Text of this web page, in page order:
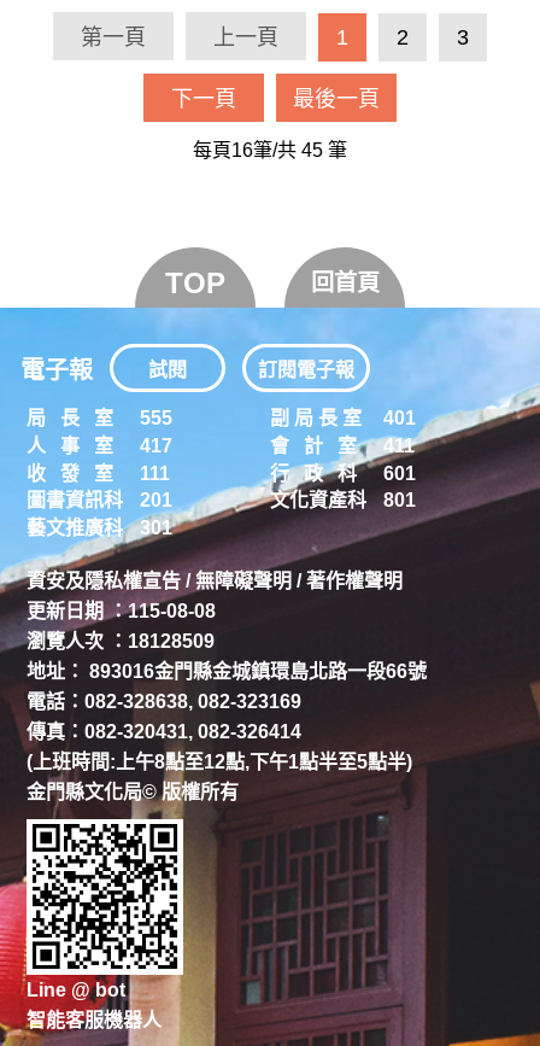
第一頁 上一頁 1 2 3
下一頁 最後一頁
每頁16筆/共 45 筆
TOP 回首頁
資安及隱私權宣告 /無障礙聲明 /著作權聲明
更新日期 ：115-08-08
瀏覽人次 ：18128509
地址： 893016金門縣金城鎮環島北路一段66號
電話：082-328638, 082-323169
傳真：082-320431, 082-326414
(上班時間:上午8點至12點,下午1點半至5點半)
金門縣文化局© 版權所有
Line @ bot
智能客服機器人
局 長 室 555 副 局 長 室
401
人 事 室
417 會 計 室
411
收 發 室
111 行 政 科
601
圖書資訊科
201 文化資產科
801
藝文推廣科
301
電子報 試閱 訂閱電子報